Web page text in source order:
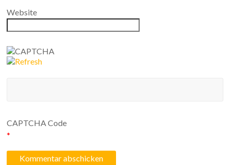
Website
CAPTCHA Code
*